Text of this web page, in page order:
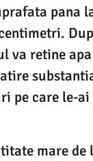
pana
va retine apa
pe care le-
mare de